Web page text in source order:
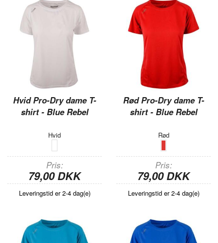
Hvid Pro-Dry dame T-
shirt - Blue Rebel
Hvid
Pris
79,00 DKK
Leveringstid er 2-4 dag(e)
Rød Pro-Dry dame T-
shirt - Blue Rebel
Rød
Pris
79,00 DKK
Leveringstid er 2-4 dag(e)